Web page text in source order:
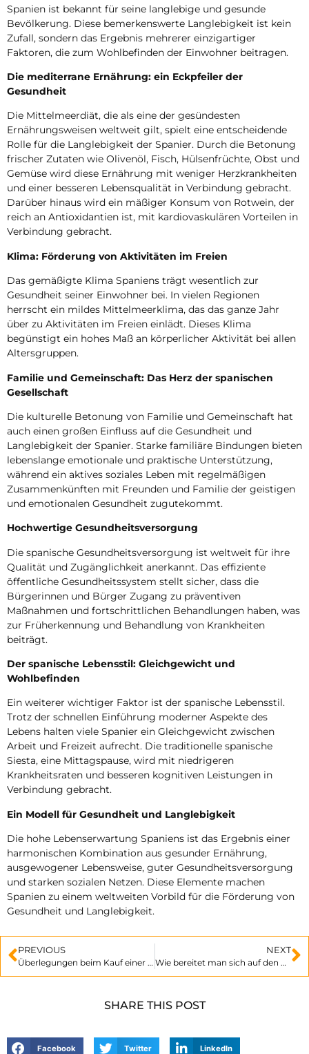
Spanien ist bekannt für seine langlebige und gesunde
Bevölkerung. Diese bemerkenswerte Langlebigkeit ist kein
Zufall, sondern das Ergebnis mehrerer einzigartiger
Faktoren, die zum Wohlbefinden der Einwohner beitragen.
Die mediterrane Ernährung: ein Eckpfeiler der
Gesundheit
Die Mittelmeerdiät, die als eine der gesündesten
Ernährungsweisen weltweit gilt, spielt eine entscheidende
Rolle für die Langlebigkeit der Spanier. Durch die Betonung
frischer Zutaten wie Olivenöl, Fisch, Hülsenfrüchte, Obst und
Gemüse wird diese Ernährung mit weniger Herzkrankheiten
und einer besseren Lebensqualität in Verbindung gebracht.
Darüber hinaus wird ein mäßiger Konsum von Rotwein, der
reich an Antioxidantien ist, mit kardiovaskulären Vorteilen in
Verbindung gebracht.
Klima: Förderung von Aktivitäten im Freien
Das gemäßigte Klima Spaniens trägt wesentlich zur
Gesundheit seiner Einwohner bei. In vielen Regionen
herrscht ein mildes Mittelmeerklima, das das ganze Jahr
über zu Aktivitäten im Freien einlädt. Dieses Klima
begünstigt ein hohes Maß an körperlicher Aktivität bei allen
Altersgruppen.
Familie und Gemeinschaft: Das Herz der spanischen
Gesellschaft
Die kulturelle Betonung von Familie und Gemeinschaft hat
auch einen großen Einfluss auf die Gesundheit und
Langlebigkeit der Spanier. Starke familiäre Bindungen bieten
lebenslange emotionale und praktische Unterstützung,
während ein aktives soziales Leben mit regelmäßigen
Zusammenkünften mit Freunden und Familie der geistigen
und emotionalen Gesundheit zugutekommt.
Hochwertige Gesundheitsversorgung
Die spanische Gesundheitsversorgung ist weltweit für ihre
Qualität und Zugänglichkeit anerkannt. Das effiziente
öffentliche Gesundheitssystem stellt sicher, dass die
Bürgerinnen und Bürger Zugang zu präventiven
Maßnahmen und fortschrittlichen Behandlungen haben, was
zur Früherkennung und Behandlung von Krankheiten
beiträgt.
Der spanische Lebensstil: Gleichgewicht und
Wohlbefinden
Ein weiterer wichtiger Faktor ist der spanische Lebensstil.
Trotz der schnellen Einführung moderner Aspekte des
Lebens halten viele Spanier ein Gleichgewicht zwischen
Arbeit und Freizeit aufrecht. Die traditionelle spanische
Siesta, eine Mittagspause, wird mit niedrigeren
Krankheitsraten und besseren kognitiven Leistungen in
Verbindung gebracht.
Ein Modell für Gesundheit und Langlebigkeit
Die hohe Lebenserwartung Spaniens ist das Ergebnis einer
harmonischen Kombination aus gesunder Ernährung,
ausgewogener Lebensweise, guter Gesundheitsversorgung
und starken sozialen Netzen. Diese Elemente machen
Spanien zu einem weltweiten Vorbild für die Förderung von
Gesundheit und Langlebigkeit.
PREVIOUS
Überlegungen beim Kauf einer Immobilie in Spanien
NEXT
Wie bereitet man sich auf den Kauf eines Hauses in Spanien vor?
SHARE THIS POST
Facebook Twitter LinkedIn